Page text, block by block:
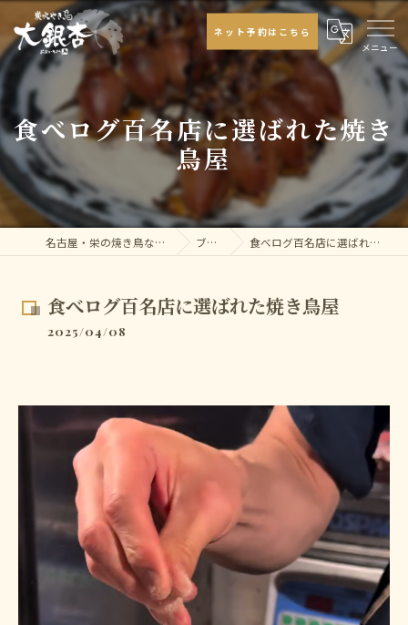
ネット予約はこちら
食べログ百名店に選ばれた焼き
鳥屋
名古屋・栄の焼き鳥なら大銀杏 ブログ 食べログ百名店に選ばれた焼き鳥屋
食べログ百名店に選ばれた焼き鳥屋
2025/04/08